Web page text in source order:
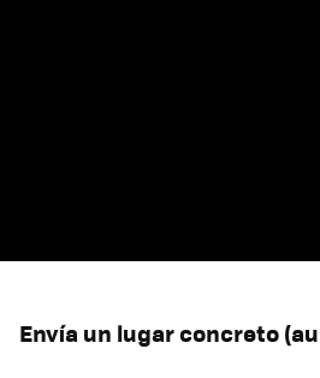
Envía un lugar concreto